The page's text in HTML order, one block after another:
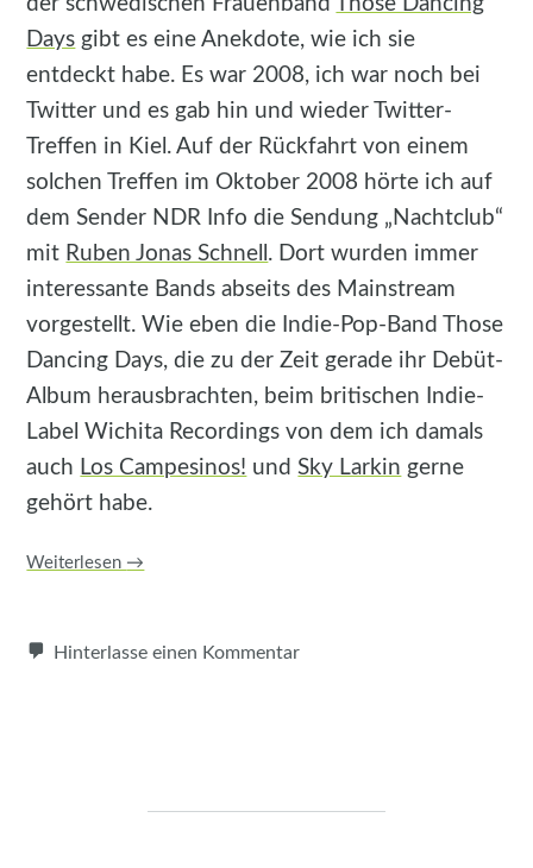
Days gibt es eine Anekdote, wie ich sie
entdeckt habe. Es war 2008, ich war noch bei
Twitter und es gab hin und wieder Twitter-
Treffen in Kiel. Auf der Rückfahrt von einem
solchen Treffen im Oktober 2008 hörte ich auf
dem Sender NDR Info die Sendung „Nachtclub“
mit Ruben Jonas Schnell . Dort wurden immer
interessante Bands abseits des Mainstream
vorgestellt. Wie eben die Indie-Pop-Band Those
Dancing Days, die zu der Zeit gerade ihr Debüt-
Album herausbrachten, beim britischen Indie-
Label Wichita Recordings von dem ich damals
auch Los Campesinos! undSky Larkin gerne
gehört habe.
Weiterlesen →
Hinterlasse einen Kommentar